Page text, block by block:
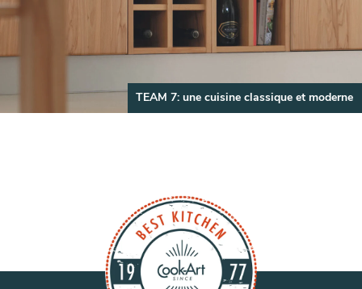
TEAM 7: une cuisine classique et moderne